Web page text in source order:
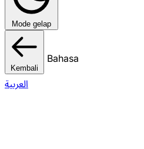
Mode gelap
Kembali
Bahasa
العربية